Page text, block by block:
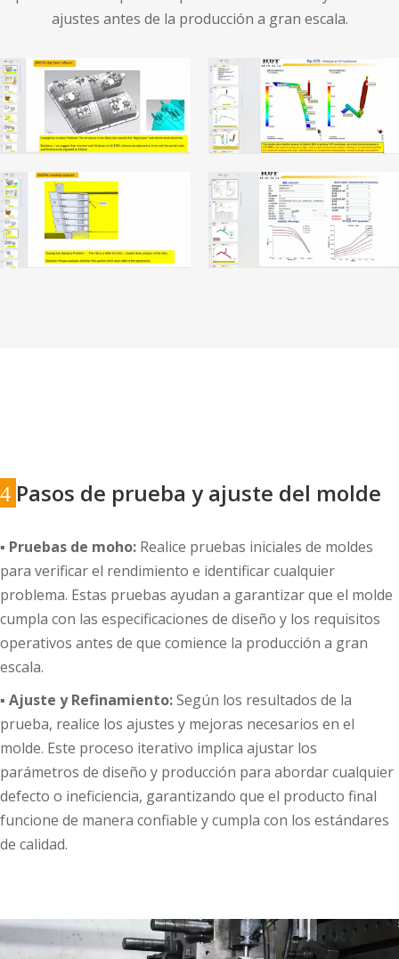
ajustes antes de la producción a gran escala.
4 Pasos de prueba y ajuste del molde
▪ Pruebas de moho: Realice pruebas iniciales de moldes
para verificar el rendimiento e identificar cualquier
problema. Estas pruebas ayudan a garantizar que el molde
cumpla con las especificaciones de diseño y los requisitos
operativos antes de que comience la producción a gran
escala.
▪ Ajuste y Refinamiento:Según los resultados de la
prueba, realice los ajustes y mejoras necesarios en el
molde. Este proceso iterativo implica ajustar los
parámetros de diseño y producción para abordar cualquier
defecto o ineficiencia, garantizando que el producto final
funcione de manera confiable y cumpla con los estándares
de calidad.